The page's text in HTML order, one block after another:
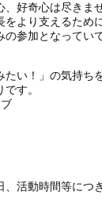
、好奇心は尽きま
をより支えるため
の参加となってい
たい！」の気持ち
す。
、活動時間等につ